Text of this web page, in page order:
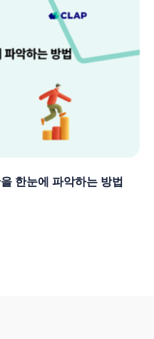
한눈에 파악하는 방법